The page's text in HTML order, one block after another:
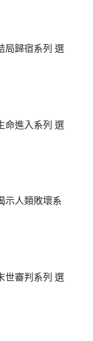
局歸宿系列 選
命進入系列 選
示人類敗壞系
世審判系列 選